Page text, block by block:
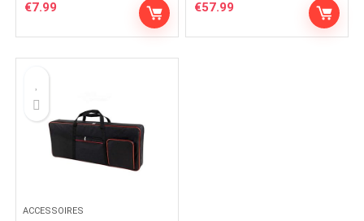
€7.99 €57.99
ACCESSOIRES